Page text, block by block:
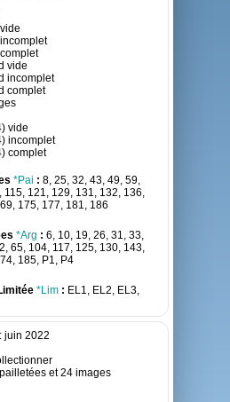
vide
incomplet
complet
vide
incomplet
complet
*Pai : 8, 25, 32, 43, 49, 59,
115, 121, 129, 131, 132, 136,
175, 177, 181, 186
*Arg : 6, 10, 19, 26, 31, 33,
65, 104, 117, 125, 130, 143,
185, P1, P4
*Lim : EL1, EL2, EL3,
juin 2022
et 24 images